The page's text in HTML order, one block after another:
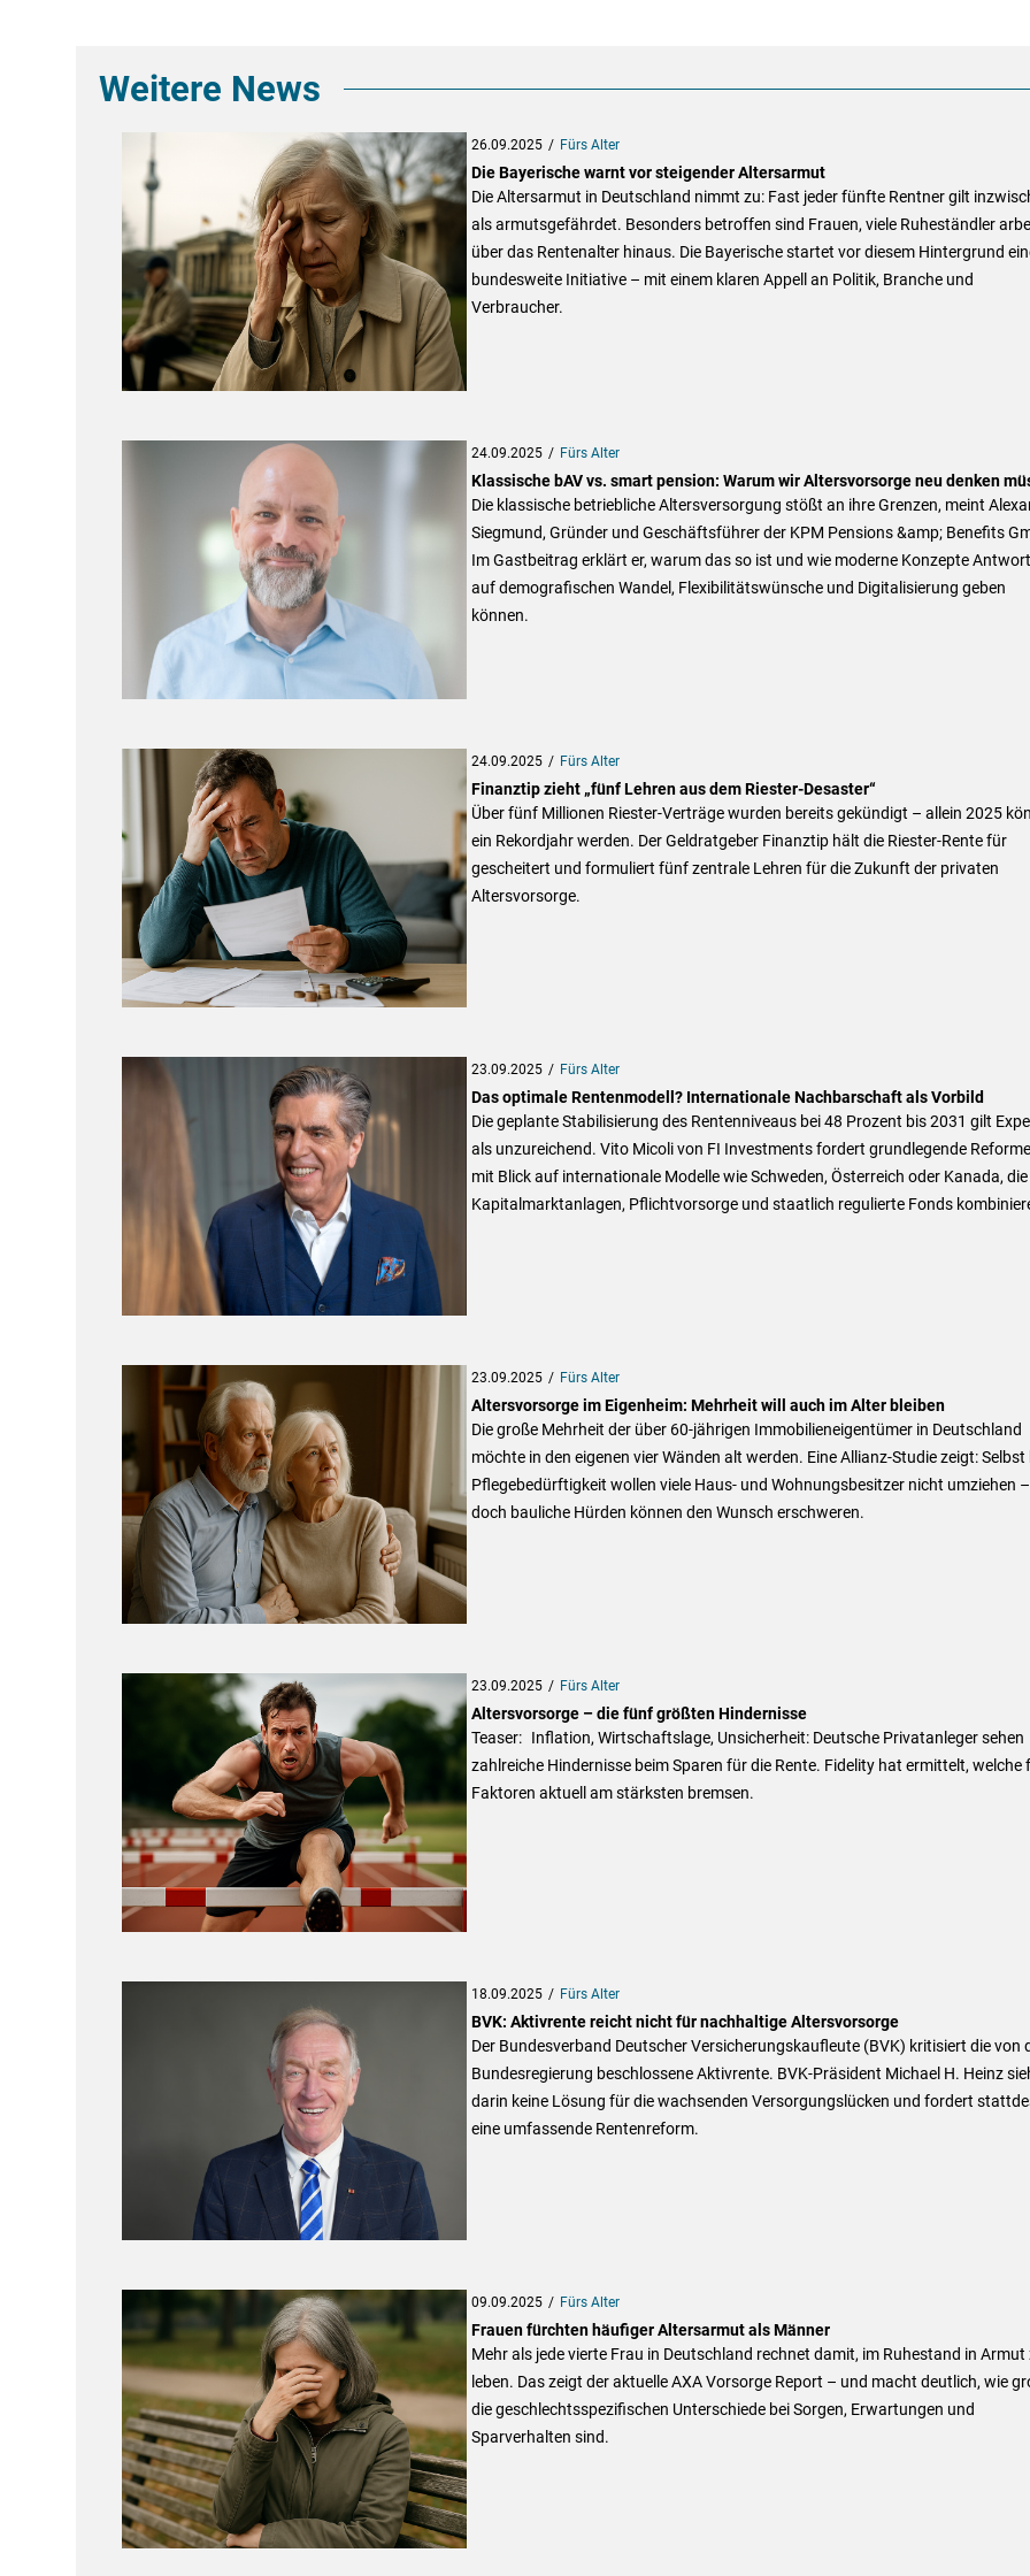
Weitere News
26.09.2025 Fürs Alter
Die Bayerische warnt vor steigender Altersarmut
Die Altersarmut in Deutschland nimmt zu: Fast jeder fünfte Rentner gilt
als armutsgefährdet. Besonders betroffen sind Frauen, viele Ruheständler
über das Rentenalter hinaus. Die Bayerische startet vor diesem Hintergrund
bundesweite Initiative – mit einem klaren Appell an Politik, Branche und
Verbraucher.
24.09.2025 Fürs Alter
Klassische bAV vs. smart pension: Warum wir Altersvorsorge neu denken
Die klassische betriebliche Altersversorgung stößt an ihre Grenzen, meint
Siegmund, Gründer und Geschäftsführer der KPM Pensions &amp; Benefits
Im Gastbeitrag erklärt er, warum das so ist und wie moderne Konzepte
auf demografischen Wandel, Flexibilitätswünsche und Digitalisierung geben
können.
24.09.2025 Fürs Alter
Finanztip zieht „fünf Lehren aus dem Riester-Desaster“
Über fünf Millionen Riester-Verträge wurden bereits gekündigt – allein 2025
ein Rekordjahr werden. Der Geldratgeber Finanztip hält die Riester-Rente für
gescheitert und formuliert fünf zentrale Lehren für die Zukunft der privaten
Altersvorsorge.
23.09.2025 Fürs Alter
Das optimale Rentenmodell? Internationale Nachbarschaft als Vorbild
Die geplante Stabilisierung des Rentenniveaus bei 48 Prozent bis 2031 gilt
als unzureichend. Vito Micoli von FI Investments fordert grundlegende
mit Blick auf internationale Modelle wie Schweden, Österreich oder Kanada, die
Kapitalmarktanlagen, Pflichtvorsorge und staatlich regulierte Fonds
23.09.2025 Fürs Alter
Altersvorsorge im Eigenheim: Mehrheit will auch im Alter bleiben
Die große Mehrheit der über 60-jährigen Immobilieneigentümer in Deutschland
möchte in den eigenen vier Wänden alt werden. Eine Allianz-Studie zeigt: Selbst
Pflegebedürftigkeit wollen viele Haus- und Wohnungsbesitzer nicht umziehen –
doch bauliche Hürden können den Wunsch erschweren.
23.09.2025 Fürs Alter
Altersvorsorge – die fünf größten Hindernisse
Teaser: Inflation, Wirtschaftslage, Unsicherheit: Deutsche Privatanleger sehen
zahlreiche Hindernisse beim Sparen für die Rente. Fidelity hat ermittelt, welche
Faktoren aktuell am stärksten bremsen.
18.09.2025 Fürs Alter
BVK: Aktivrente reicht nicht für nachhaltige Altersvorsorge
Der Bundesverband Deutscher Versicherungskaufleute (BVK) kritisiert die von
Bundesregierung beschlossene Aktivrente. BVK-Präsident Michael H. Heinz
darin keine Lösung für die wachsenden Versorgungslücken und fordert
eine umfassende Rentenreform.
09.09.2025 Fürs Alter
Frauen fürchten häufiger Altersarmut als Männer
Mehr als jede vierte Frau in Deutschland rechnet damit, im Ruhestand in Armut
leben. Das zeigt der aktuelle AXA Vorsorge Report – und macht deutlich, wie
die geschlechtsspezifischen Unterschiede bei Sorgen, Erwartungen und
Sparverhalten sind.